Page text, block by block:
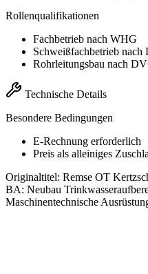
Rollenqualifikationen
Fachbetrieb nach WHG
Schweißfachbetrieb
Rohrleitungsbau nach
Technische Details
Besondere Bedingungen
E-Rechnung erforderlich
Preis als alleiniges
Originaltitel: Remse OT
BA: Neubau
Maschinentechnische